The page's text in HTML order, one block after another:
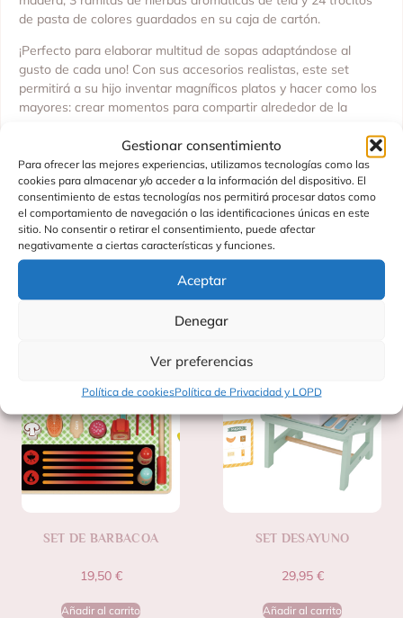
Gestionar consentimiento
Para ofrecer las mejores experiencias, utilizamos tecnologías como las
cookies para almacenar y/o acceder a la información del dispositivo. El
consentimiento de estas tecnologías nos permitirá procesar datos como
el comportamiento de navegación o las identificaciones únicas en este
sitio. No consentir o retirar el consentimiento, puede afectar
negativamente a ciertas características y funciones.
Aceptar
Denegar
Ver preferencias
Política de cookiesPolítica de Privacidad y LOPD
de pasta de colores guardados en su caja de cartón.
¡Perfecto para elaborar multitud de sopas adaptándose al
gusto de cada uno! Con sus accesorios realistas, este set
permitirá a su hijo inventar magníficos platos y hacer como los
mayores: crear momentos para compartir alrededor de la
Juguete de madera y cartón FSCTM.
Juguete de imitación para niños a partir de 3 años.
Fabricado por JANOD
Productos Relacionados
SET DE BARBACOA
19,50 €
Añadir al carrito
SET DESAYUNO
29,95 €
Añadir al carrito